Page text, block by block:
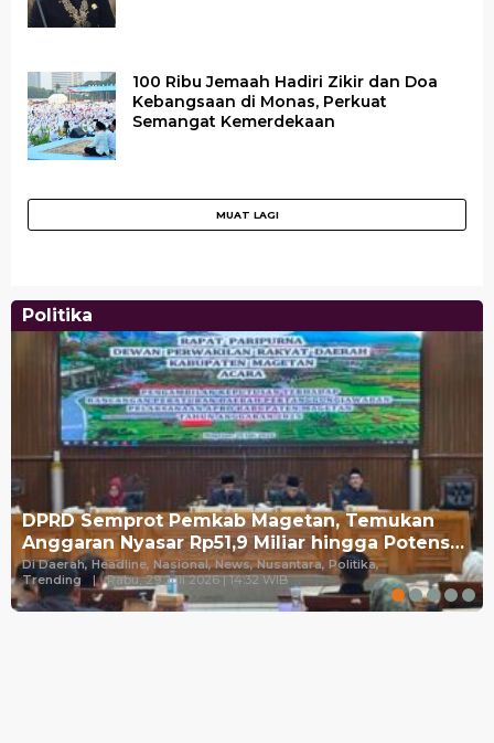
100 Ribu Jemaah Hadiri Zikir dan Doa
Kebangsaan di Monas, Perkuat
Semangat Kemerdekaan
Politika
DPRD Semprot Pemkab Magetan, Temukan
Anggaran Nyasar Rp51,9 Miliar hingga Potens…
Di Daerah, Headline, Nasional, News, Nusantara, Politika,
Trending
| Rabu, 29 Juli 2026 | 14:32 WIB